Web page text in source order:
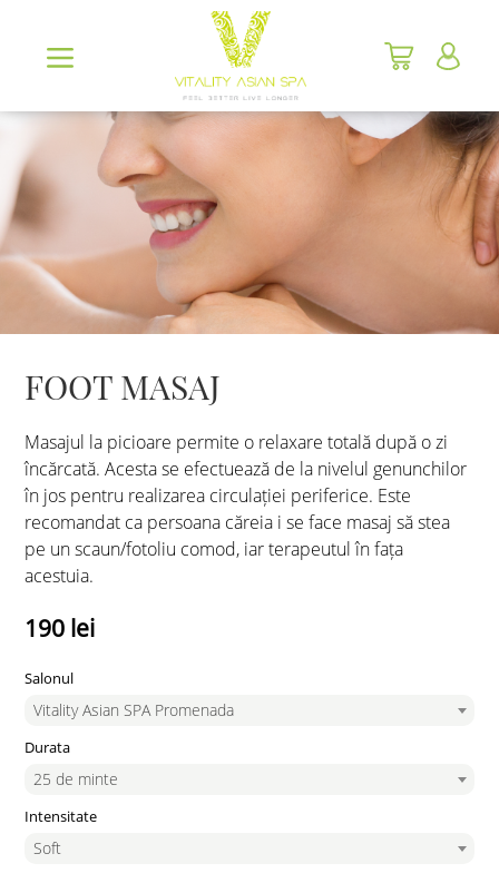
FOOT MASAJ
Masajul la picioare permite o relaxare totală după o zi
încărcată. Acesta se efectuează de la nivelul genunchilor
în jos pentru realizarea circulației periferice. Este
recomandat ca persoana căreia i se face masaj să stea
pe un scaun/fotoliu comod, iar terapeutul în fața
acestuia.
190 lei
Salonul
Vitality Asian SPA Promenada
Durata
25 de minte
Intensitate
Soft